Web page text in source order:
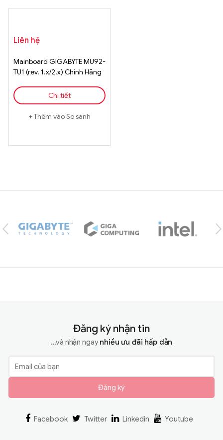
Liên hệ
Mainboard GIGABYTE MU92-
TU1 (rev. 1.x/2.x) Chính Hãng
Chi tiết
Thêm vào So sánh
Đăng ký nhận tin
...và nhận ngaynhiều ưu đãi hấp dẫn
Đăng ký
Facebook Twitter Linkedin Youtube